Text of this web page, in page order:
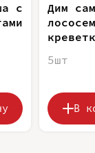
с
Дим
5шт
В